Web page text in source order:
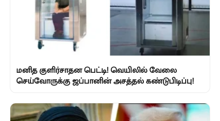
மனித குளிர்சாதன பெட்டி! வெயிலில் வேலை
செய்வோருக்கு ஜப்பானின் அசத்தல் கண்டுபிடிப்பு!